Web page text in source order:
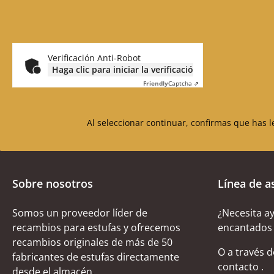
Verificación Anti-Robot
Haga clic para iniciar la verificación
FriendlyCaptcha ⇗
Al seleccionar continuar, confirmas que has
Sobre nosotros
Somos un proveedor líder de
recambios para estufas y ofrecemos
recambios originales de más de 50
fabricantes de estufas directamente
Línea de
¿Necesita
O a través
contacto .